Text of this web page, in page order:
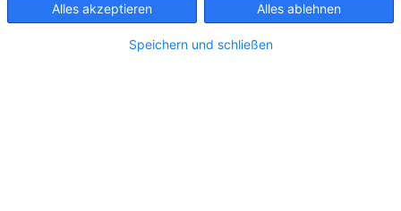
Alles akzeptieren Alles ablehnen
Speichern und schließen